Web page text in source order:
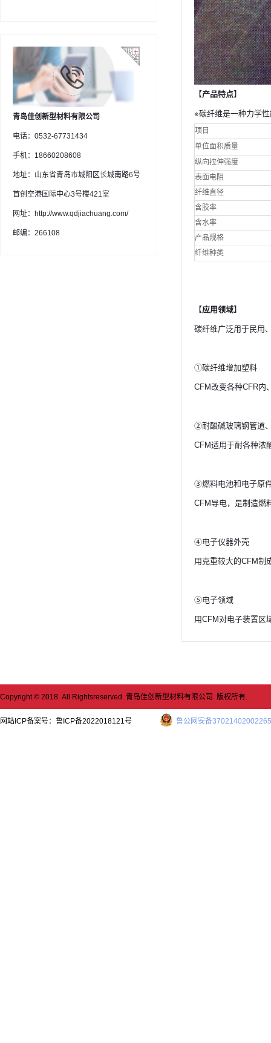
青岛佳创新型材料有限公司
电话：0532-67731434
手机：18660208608
地址：山东省青岛市城阳区长城南路6号
首创空港国际中心3号楼421室
网址：http://www.qdjiachuang.com/
邮编：266108
【产品特点】
※碳纤维是一种力学
项目
单位面积质量
纵向拉伸强度
表面电阻
纤维直径
含胶率
含水率
产品规格
纤维种类
【应用领域】
碳纤维广泛用于民用
①碳纤维增加塑料
CFM改变各种CFR内
②耐酸碱玻璃钢管道
CFM适用于耐各种浓
③燃料电池和电子原
CFM导电，是制造燃
④电子仪器外壳
用克重较大的CFM制
⑤电子领域
用CFM对电子装置区
Copyright © 2018 All Rightsreserved 青岛佳创新型材料有限公司 版权所有.
鲁公网安备
网站ICP备案号： 鲁ICP备2022018121号